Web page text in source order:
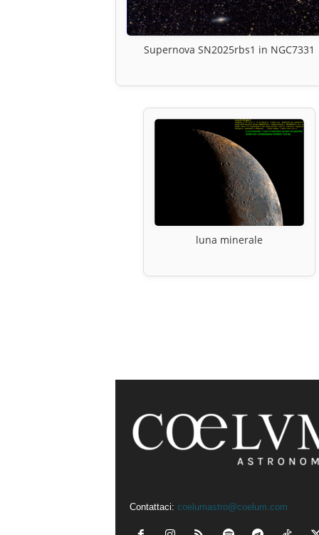
Supernova SN2025rbs1 in NGC7331
luna minerale
Contattaci: coelumastro@coelum.com